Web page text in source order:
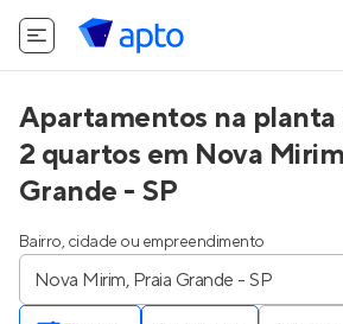
Apartamentos na planta
2 quartos em Nova
Grande - SP
Bairro, cidade ou empreendimento